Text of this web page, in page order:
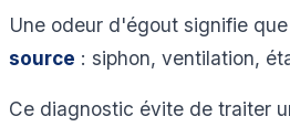
Une odeur d'égout signifie
source : siphon, ventilation,
Ce diagnostic évite de traiter